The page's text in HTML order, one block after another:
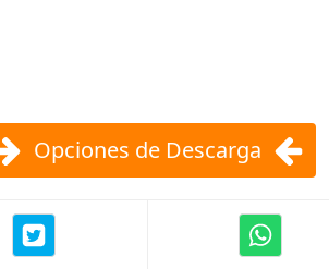
Opciones de Descarga